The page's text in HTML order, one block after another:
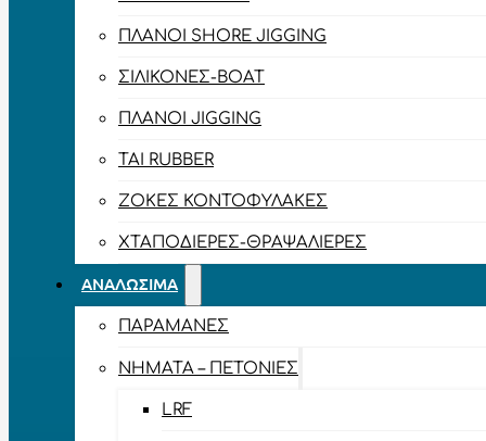
ΠΛΆΝΟΙ SHORE JIGGING
ΣΙΛΙΚΌΝΕΣ-BOAT
ΠΛΆΝΟΙ JIGGING
TAI RUBBER
ΖΌΚΕΣ ΚΟΝΤΟΦΎΛΑΚΕΣ
ΧΤΑΠΟΔΙΈΡΕΣ-ΘΡΑΨΑΛΙΈΡΕΣ
ΑΝΑΛΏΣΙΜΑ
ΠΑΡΑΜΆΝΕΣ
ΝΉΜΑΤΑ – ΠΕΤΟΝΙΈΣ
LRF